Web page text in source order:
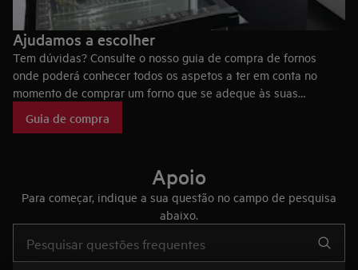
Ajudamos a escolher
Tem dúvidas? Consulte o nosso guia de compra de fornos
onde poderá conhecer todos os aspetos a ter em conta no
momento de comprar um forno que se adeque às suas
fazem deles eletrodomésticos únicos no mercado.
Guia de compra
Apoio
Para começar, indique a sua questão no campo de pesquisa
abaixo.